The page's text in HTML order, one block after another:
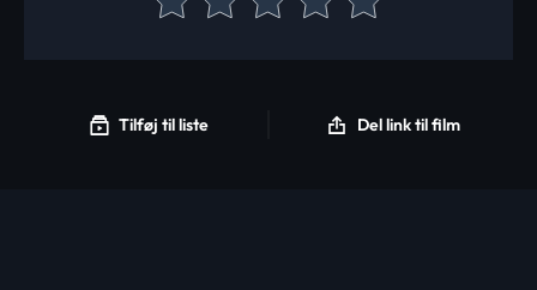
Tilføj til liste Del link til film